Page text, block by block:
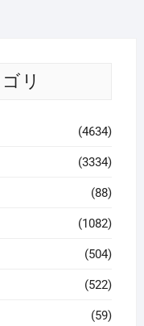
リ
(4634)
(3334)
(88)
(1082)
(504)
(522)
(59)